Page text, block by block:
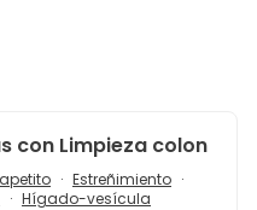
con Limpieza colon
Estreñimiento
Hígado-vesícula